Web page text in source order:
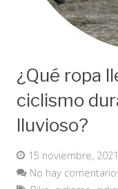
¿Qué ropa
ciclismo
lluvioso?
15 noviembre, 2021
No hay